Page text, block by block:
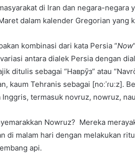
di Iran dan negara-negara
dalam kalender Gregorian yang
kombinasi dari kata Persia “Now
antara dialek Persia dengan
ditulis sebagai “Наврӯз” atau
kaum Tehranis sebagai [noːˈɾuːz].
Inggris, termasuk novruz, nowruz,
Nowruz? Mereka
di malam hari dengan melakukan
api.